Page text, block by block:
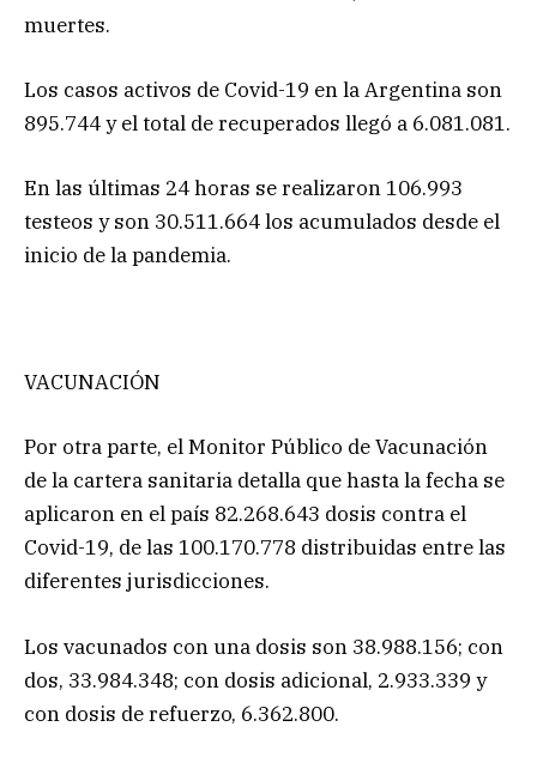
muertes.
Los casos activos de Covid-19 en la Argentina son
895.744 y el total de recuperados llegó a 6.081.081.
En las últimas 24 horas se realizaron 106.993
testeos y son 30.511.664 los acumulados desde el
inicio de la pandemia.
VACUNACIÓN
Por otra parte, el Monitor Público de Vacunación
de la cartera sanitaria detalla que hasta la fecha se
aplicaron en el país 82.268.643 dosis contra el
Covid-19, de las 100.170.778 distribuidas entre las
diferentes jurisdicciones.
Los vacunados con una dosis son 38.988.156; con
dos, 33.984.348; con dosis adicional, 2.933.339 y
con dosis de refuerzo, 6.362.800.